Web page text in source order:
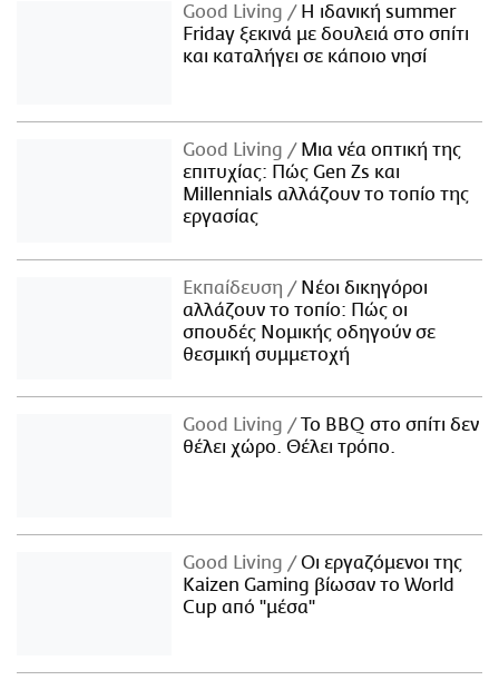
Good Living
Η ιδανική summer
Friday ξεκινά με δουλειά στο σπίτι
και καταλήγει σε κάποιο νησί
Good Living
Μια νέα οπτική της
επιτυχίας: Πώς Gen Zs και
Millennials αλλάζουν το τοπίο της
εργασίας
Εκπαίδευση
Νέοι δικηγόροι
αλλάζουν το τοπίο: Πώς οι
σπουδές Νομικής οδηγούν σε
θεσμική συμμετοχή
Good Living
Το BBQ στο σπίτι δεν
θέλει χώρο. Θέλει τρόπο.
Good Living
Οι εργαζόμενοι της
Kaizen Gaming βίωσαν το World
Cup από "μέσα"